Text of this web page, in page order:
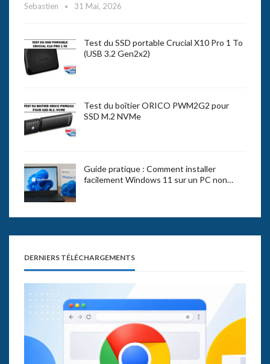
Sebastien 31 Mai, 2026
Test du SSD portable Crucial X10 Pro 1 To
(USB 3.2 Gen2x2)
Test du boîtier ORICO PWM2G2 pour
SSD M.2 NVMe
Guide pratique : Comment installer
facilement Windows 11 sur un PC non…
DERNIERS TÉLÉCHARGEMENTS